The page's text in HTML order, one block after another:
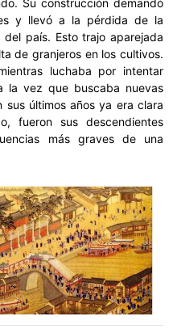
y llevó a la pérdida de la
país. Esto trajo aparejada
de granjeros en los cultivos.
luchaba por intentar
la vez que buscaba nuevas
sus últimos años ya era clara
fueron sus descendientes
más graves de una